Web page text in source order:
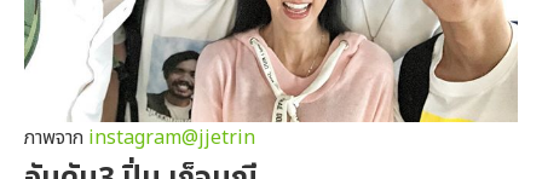
ภาพจาก instagram@jjetrin